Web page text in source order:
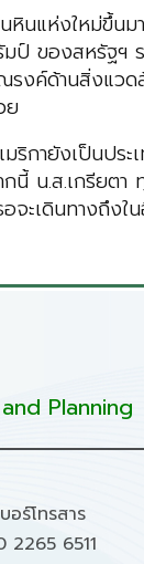
หินแห่งใหม่
ป์ ของสหรัฐ
ค์ด้านสิ่งแว
ย
กายังเป็นป
น.ส.เกรีย
จะเดินทางถึงใ
Planning
บอร์โทรสาร
2265 6511